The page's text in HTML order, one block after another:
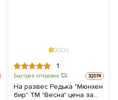
1
Быстрая отправка 32074
На развес Редька "Мюнхен
бир" ТМ "Весна" цена за